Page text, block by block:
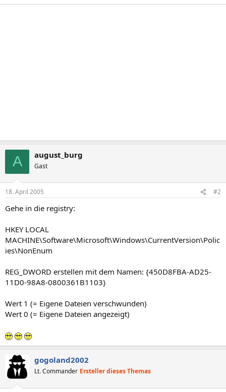
A august_burg
Gast
18. April 2005 #2
Gehe in die registry:
HKEY LOCAL
MACHINE\Software\Microsoft\Windows\CurrentVersion\Polic
ies\NonEnum
REG_DWORD erstellen mit dem Namen: {450D8FBA-AD25-
11D0-98A8-0800361B1103}
Wert 1 (= Eigene Dateien verschwunden)
Wert 0 (= Eigene Dateien angezeigt)
gogoland2002
Lt. Commander Ersteller dieses Themas